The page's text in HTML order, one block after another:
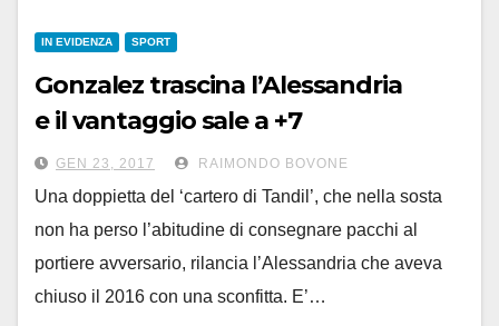
IN EVIDENZA SPORT
Gonzalez trascina l’Alessandria
e il vantaggio sale a +7
GEN 23, 2017 RAIMONDO BOVONE
Una doppietta del ‘cartero di Tandil’, che nella sosta
non ha perso l’abitudine di consegnare pacchi al
portiere avversario, rilancia l’Alessandria che aveva
chiuso il 2016 con una sconfitta. E’…